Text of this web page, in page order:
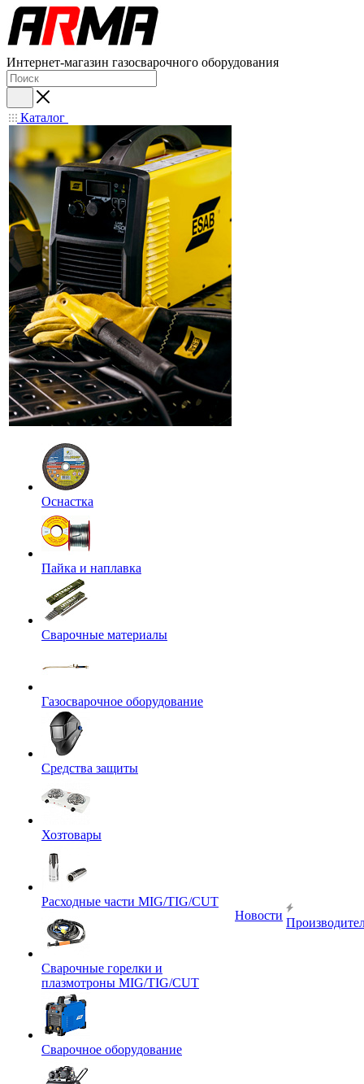
Интернет-магазин газосварочного оборудования
Каталог
Оснастка
Пайка и наплавка
Сварочные материалы
Газосварочное оборудование
Средства защиты
Хозтовары
Расходные части MIG/TIG/CUT
Сварочные горелки и
плазмотроны MIG/TIG/CUT
Сварочное оборудование
Новости